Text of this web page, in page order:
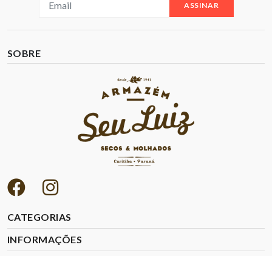
ASSINAR
SOBRE
CATEGORIAS
INFORMAÇÕES